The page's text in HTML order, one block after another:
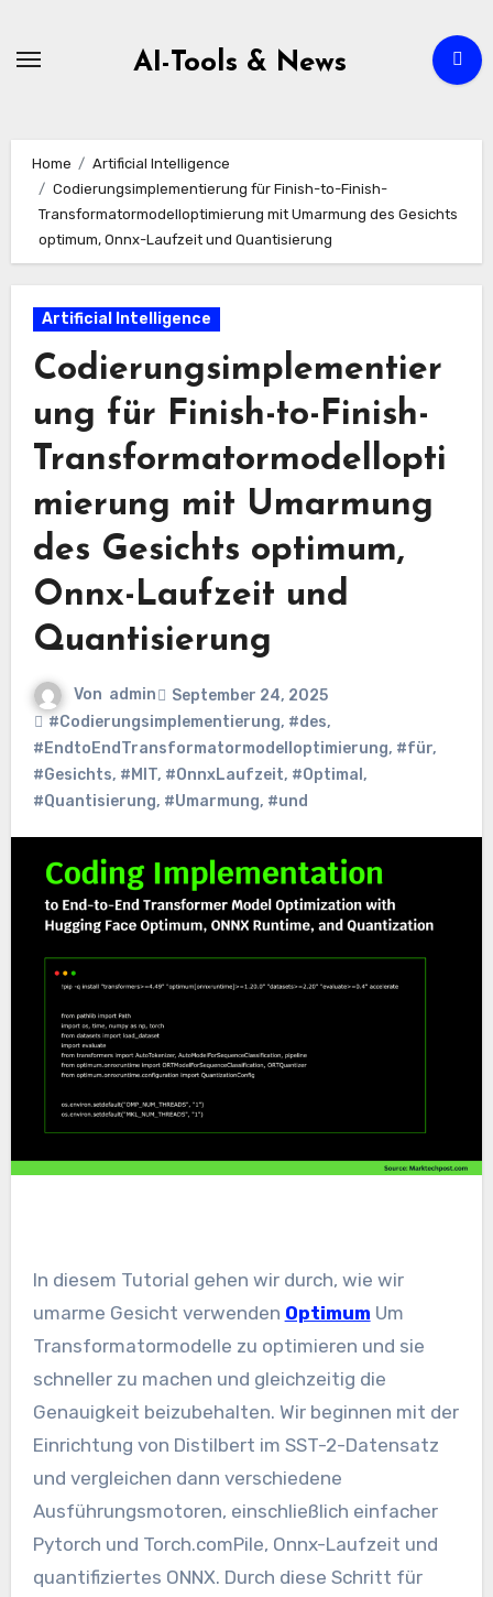
AI-Tools & News
Home
Artificial Intelligence
Codierungsimplementierung für Finish-to-Finish-
Transformatormodelloptimierung mit Umarmung des Gesichts
optimum, Onnx-Laufzeit und Quantisierung
Artificial Intelligence
Codierungsimplementier
ung für Finish-to-Finish-
Transformatormodellopti
mierung mit Umarmung
des Gesichts optimum,
Onnx-Laufzeit und
Quantisierung
Von admin
September 24, 2025
#Codierungsimplementierung, #des,
#EndtoEndTransformatormodelloptimierung, #für,
#Gesichts, #MIT, #OnnxLaufzeit, #Optimal ,
#Quantisierung, #Umarmung, #und
In diesem Tutorial gehen wir durch, wie wir
umarme Gesicht verwenden Optimum Um
Transformatormodelle zu optimieren und sie
schneller zu machen und gleichzeitig die
Genauigkeit beizubehalten. Wir beginnen mit der
Einrichtung von Distilbert im SST-2-Datensatz
und vergleichen dann verschiedene
Ausführungsmotoren, einschließlich einfacher
Pytorch und Torch.comPile, Onnx-Laufzeit und
quantifiziertes ONNX. Durch diese Schritt für